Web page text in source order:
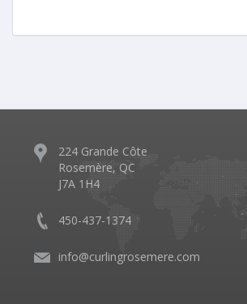
224 Grande Côte
Rosemère, QC
J7A 1H4
450-437-1374
info@curlingrosemere.com